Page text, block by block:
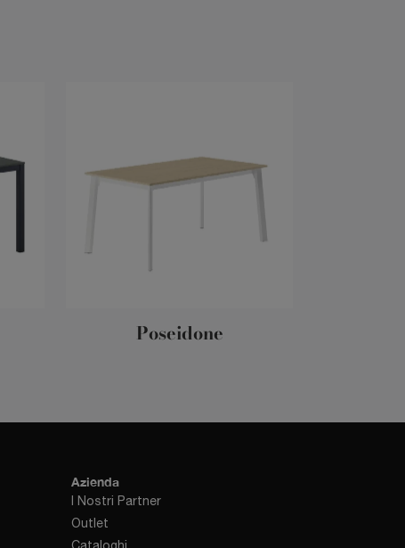
Poseidone
Azienda
I Nostri Partner
Outlet